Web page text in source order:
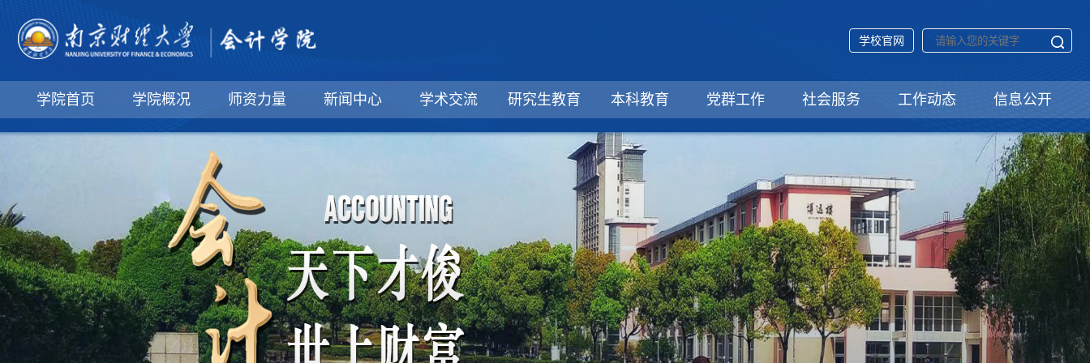
学校官网
学院首页 学院概况 师资力量 新闻中心 学术交流 研究生教育 本科教育 党群工作 社会服务 工作动态 信息公开